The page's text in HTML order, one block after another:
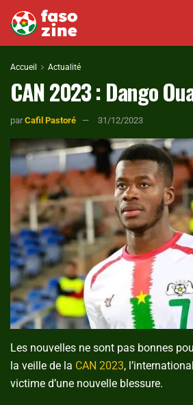
Accueil Actualité
CAN 2023 : Dango
par Cafil Pastoré 31/12/2023
Les nouvelles ne sont pas bonnes
la veille de la CAN 2023,
victime d’une nouvelle blessure.